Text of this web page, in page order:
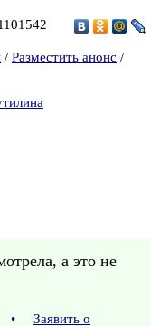
/ Разместить анонс /
а это не
•
Заявить о